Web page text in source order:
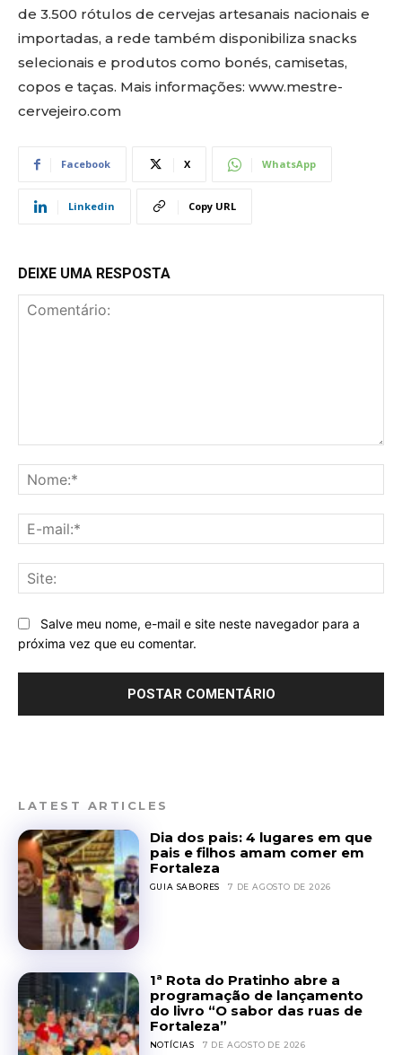
de 3.500 rótulos de cervejas artesanais nacionais e
importadas, a rede também disponibiliza snacks
selecionais e produtos como bonés, camisetas,
copos e taças. Mais informações: www.mestre-
cervejeiro.com
Facebook X WhatsApp
Linkedin Copy URL
DEIXE UMA RESPOSTA
Salve meu nome, e-mail e site neste navegador para a
próxima vez que eu comentar.
LATEST ARTICLES
Dia dos pais: 4 lugares em que
pais e filhos amam comer em
Fortaleza
GUIA SABORES 7 DE AGOSTO DE 2026
1ª Rota do Pratinho abre a
programação de lançamento
do livro “O sabor das ruas de
Fortaleza”
NOTÍCIAS 7 DE AGOSTO DE 2026